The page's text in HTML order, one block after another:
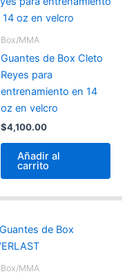
Box/MMA
Guantes de Box Cleto
Reyes para
entrenamiento en 14
oz en velcro
$4,100.00
Añadir al
carrito
Box/MMA